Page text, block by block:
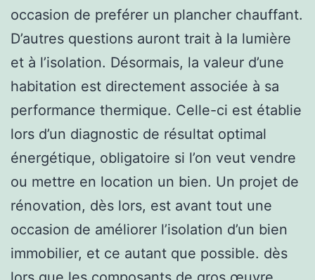
occasion de preférer un plancher chauffant.
D’autres questions auront trait à la lumière
et à l’isolation. Désormais, la valeur d’une
habitation est directement associée à sa
performance thermique. Celle-ci est établie
lors d’un diagnostic de résultat optimal
énergétique, obligatoire si l’on veut vendre
ou mettre en location un bien. Un projet de
rénovation, dès lors, est avant tout une
occasion de améliorer l’isolation d’un bien
immobilier, et ce autant que possible. dès